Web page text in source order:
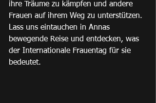
ihre Träume zu kämpfen und andere
Frauen auf ihrem Weg zu unterstützen.
Lass uns eintauchen in Annas
bewegende Reise und entdecken, was
der Internationale Frauentag für sie
bedeutet.